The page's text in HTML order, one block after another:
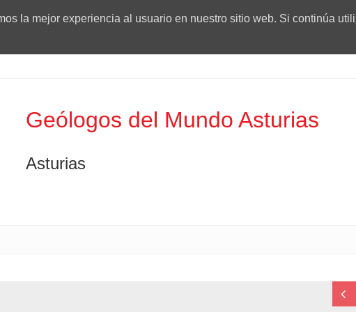
Geólogos del Mundo Asturias
Asturias
la mejor experiencia al usuario en nuestro sitio web. Si continúa